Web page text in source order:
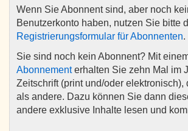
Wenn Sie Abonnent sind, aber noch
Benutzerkonto haben, nutzen Sie bitte
Registrierungsformular für Abonnenten.
Sie sind noch kein Abonnent? Mit
Abonnementerhalten Sie zehn Mal im
Zeitschrift (print und/oder elektronisch),
als andere. Dazu können Sie dann
andere exklusive Inhalte lesen und